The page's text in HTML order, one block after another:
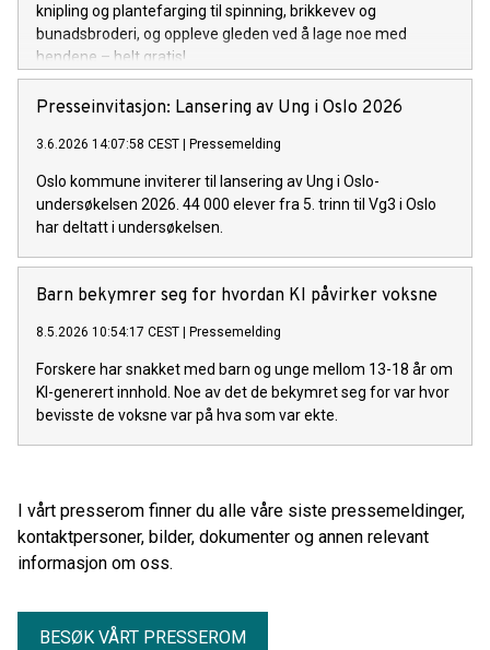
knipling og plantefarging til spinning, brikkevev og
bunadsbroderi, og oppleve gleden ved å lage noe med
hendene – helt gratis!
Presseinvitasjon: Lansering av Ung i Oslo 2026
3.6.2026 14:07:58 CEST Pressemelding
Oslo kommune inviterer til lansering av Ung i Oslo-
undersøkelsen 2026. 44 000 elever fra 5. trinn til Vg3 i Oslo
har deltatt i undersøkelsen.
Barn bekymrer seg for hvordan KI påvirker voksne
8.5.2026 10:54:17 CEST Pressemelding
Forskere har snakket med barn og unge mellom 13-18 år om
KI-generert innhold. Noe av det de bekymret seg for var hvor
bevisste de voksne var på hva som var ekte.
I vårt presserom finner du alle våre siste pressemeldinger,
kontaktpersoner, bilder, dokumenter og annen relevant
informasjon om oss.
BESØK VÅRT PRESSEROM